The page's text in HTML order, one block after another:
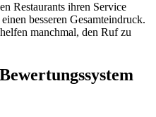
Restaurants ihren Service
besseren Gesamteindruck.
manchmal, den Ruf zu